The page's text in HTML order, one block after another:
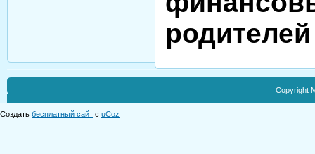
Copyright
Создать бесплатный сайт с uCoz